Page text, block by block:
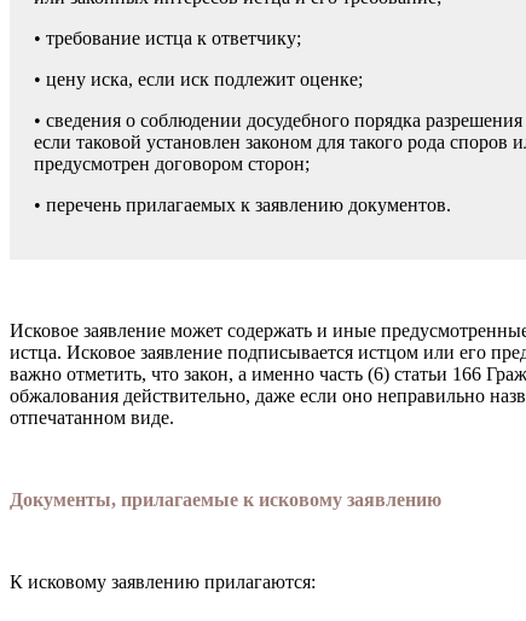
• требование истца к ответчику;
• цену иска, если иск подлежит оценке;
• сведения о соблюдении досудебного по­рядка разрешения
если таковой уста­новлен законом для такого рода споров
предусмотрен договором сторон;
• перечень прилагаемых к заявлению до­кументов.
Исковое заявление может содержать и иные
истца. Исковое заявление подписывается истцом или его
важно от­метить, что закон, а именно часть (6) статьи 166
обжалования действительно, даже если оно неправильно
отпечатанном виде.
Документы, прилагаемые к исковому заявлению
К исковому заявлению прилагаются: